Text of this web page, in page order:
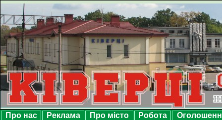
Про нас Реклама Про місто Робота